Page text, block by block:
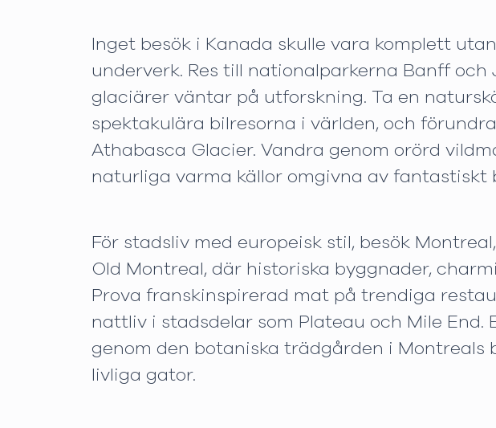
Inget besök i Kanada skulle vara komplett
underverk. Res till nationalparkerna Banff
glaciärer väntar på utforskning. Ta en
spektakulära bilresorna i världen, och
Athabasca Glacier. Vandra genom orörd
naturliga varma källor omgivna av fantastiskt
För stadsliv med europeisk stil, besök
Old Montreal, där historiska byggnader,
Prova franskinspirerad mat på trendiga
nattliv i stadsdelar som Plateau och Mile
genom den botaniska trädgården i
livliga gator.